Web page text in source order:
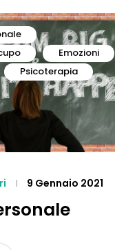
Emozioni
Psicoterapia
9 Gennaio 2021